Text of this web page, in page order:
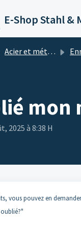
E-Shop Stahl &
Acier et métaux E-Shop
mon
2025 à 8:38 H
vous pouvez en